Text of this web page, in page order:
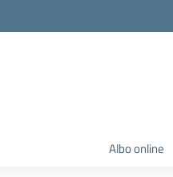
Albo online